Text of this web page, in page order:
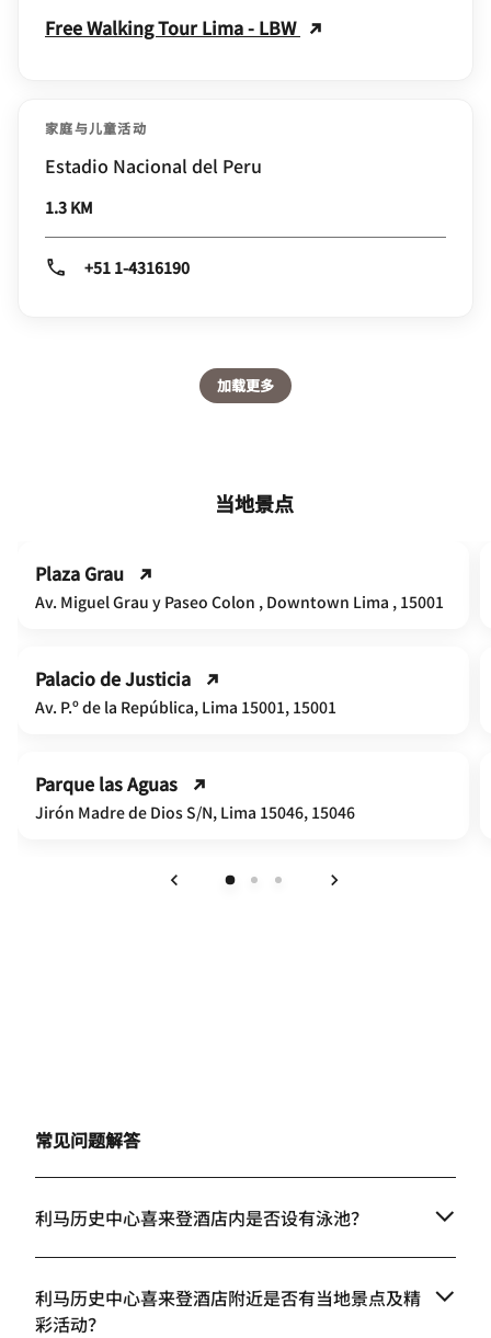
Free Walking Tour Lima - LBW
家庭与儿童活动
Estadio Nacional del Peru
1.3 KM
+51 1-4316190
加载更多
当地景点
Plaza Grau
Av. Miguel Grau y Paseo Colon , Downtown Lima , 15001
Palacio de Justicia
Av. P.º de la República, Lima 15001, 15001
Parque las Aguas
Jirón Madre de Dios S/N, Lima 15046, 15046
常见问题解答
利马历史中心喜来登酒店内是否设有泳池？
利马历史中心喜来登酒店附近是否有当地景点及精
彩活动？